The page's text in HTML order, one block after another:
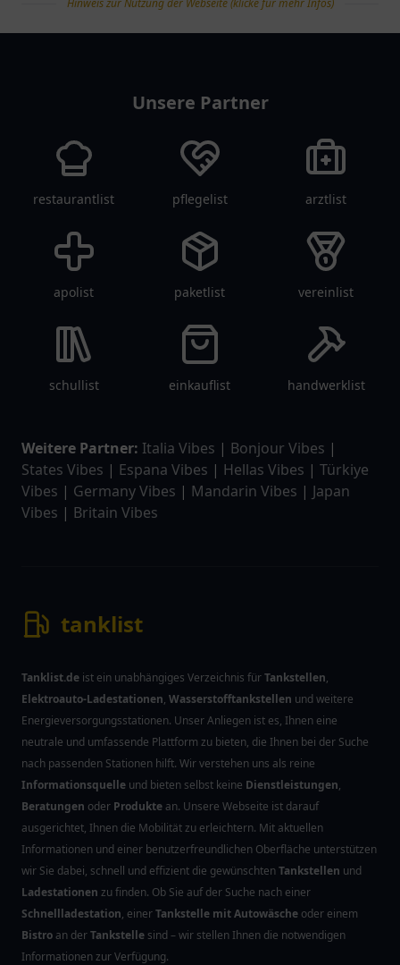
Hinweis zur Nutzung der Webseite (klicke für mehr Infos)
Unsere Partner
restaurantlist pflegelist arztlist
apolist paketlist vereinlist
schullist einkauflist handwerklist
Weitere Partner: Italia Vibes | Bonjour Vibes |
States Vibes | Espana Vibes | Hellas Vibes | Türkiye
Vibes | Germany Vibes | Mandarin Vibes | Japan
Vibes | Britain Vibes
tanklist
Tanklist.de ist ein unabhängiges Verzeichnis fürTankstellen,
Elektroauto-Ladestationen, Wasserstofftankstellen und weitere
Energieversorgungsstationen. Unser Anliegen ist es, Ihnen eine
neutrale und umfassende Plattform zu bieten, die Ihnen bei der Suche
nach passenden Stationen hilft. Wir verstehen uns als reine
Informationsquelle und bieten selbst keine Dienstleistungen,
Beratungen oder Produkte an. Unsere Webseite ist darauf
ausgerichtet, Ihnen die Mobilität zu erleichtern. Mit aktuellen
Informationen und einer benutzerfreundlichen Oberfläche unterstützen
wir Sie dabei, schnell und effizient die gewünschtenTankstellen und
Ladestationen zu finden. Ob Sie auf der Suche nach einer
Schnellladestation, einerTankstelle mit Autowäsche oder einem
Bistro an derTankstelle sind – wir stellen Ihnen die notwendigen
Informationen zur Verfügung.